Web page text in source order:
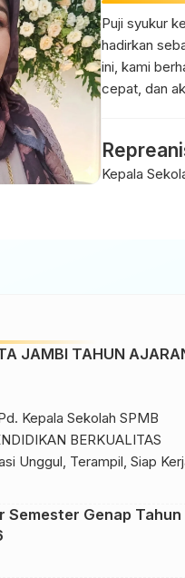
Puji syukur
hadirkan
ini, kami
cepat, dan
Kepala
JAMBI TAHUN
Kepala Sekolah SPMB
BERKUALITAS
Unggul, Terampil, Siap
PENDAFTARAN
Semester Genap Tahun